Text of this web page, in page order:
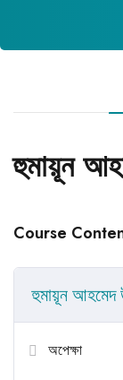
হুমায়ূন
Course
হুমায়ূন আহমেদ
অপেক্ষা